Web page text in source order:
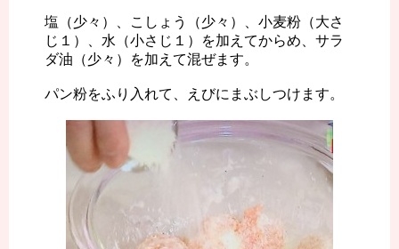
塩（少々）、こしょう（少々）、小麦粉（大さ
じ１）、水（小さじ１）を加えてからめ、サラ
ダ油（少々）を加えて混ぜます。
パン粉をふり入れて、えびにまぶしつけます。